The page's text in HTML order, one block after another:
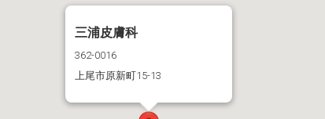
三浦皮膚科
362-0016
上尾市原新町15-13